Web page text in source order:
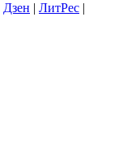
Дзен | ЛитРес |